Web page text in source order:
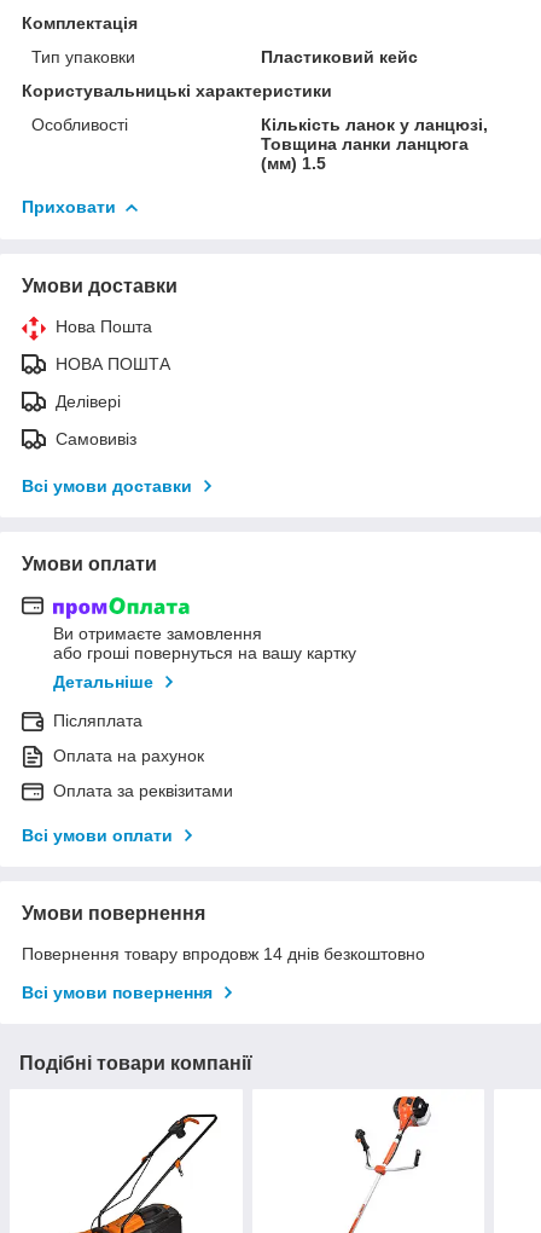
Комплектація
Тип упаковки
Пластиковий кейс
Користувальницькі характеристики
Особливості
Кількість ланок у ланцюзі,
Товщина ланки ланцюга
(мм) 1.5
Приховати
Умови доставки
Нова Пошта
НОВА ПОШТА
Делівері
Самовивіз
Всі умови доставки
Умови оплати
Ви отримаєте замовлення
або гроші повернуться на вашу картку
Детальніше
Післяплата
Оплата на рахунок
Оплата за реквізитами
Всі умови оплати
Умови повернення
Повернення товару впродовж 14 днів безкоштовно
Всі умови повернення
Подібні товари компанії